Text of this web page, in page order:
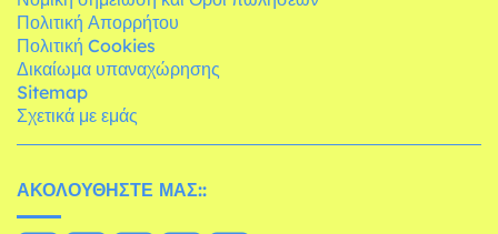
Πολιτική Απορρήτου
Πολιτική Cookies
Δικαίωμα υπαναχώρησης
Sitemap
Σχετικά με εμάς
ΑΚΟΛΟΥΘΉΣΤΕ ΜΑΣ::